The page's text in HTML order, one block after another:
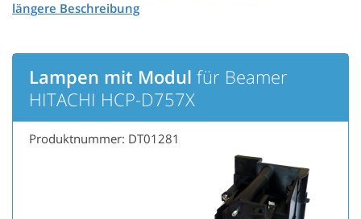
Lampen mit Modul für Beamer
HITACHI HCP-D757X
Produktnummer: DT01281